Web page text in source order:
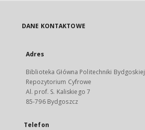
DANE KONTAKTOWE
Adres
Biblioteka Główna Politechniki Bydgoskiej
Repozytorium Cyfrowe
Al. prof. S. Kaliskiego 7
85-796 Bydgoszcz
Telefon